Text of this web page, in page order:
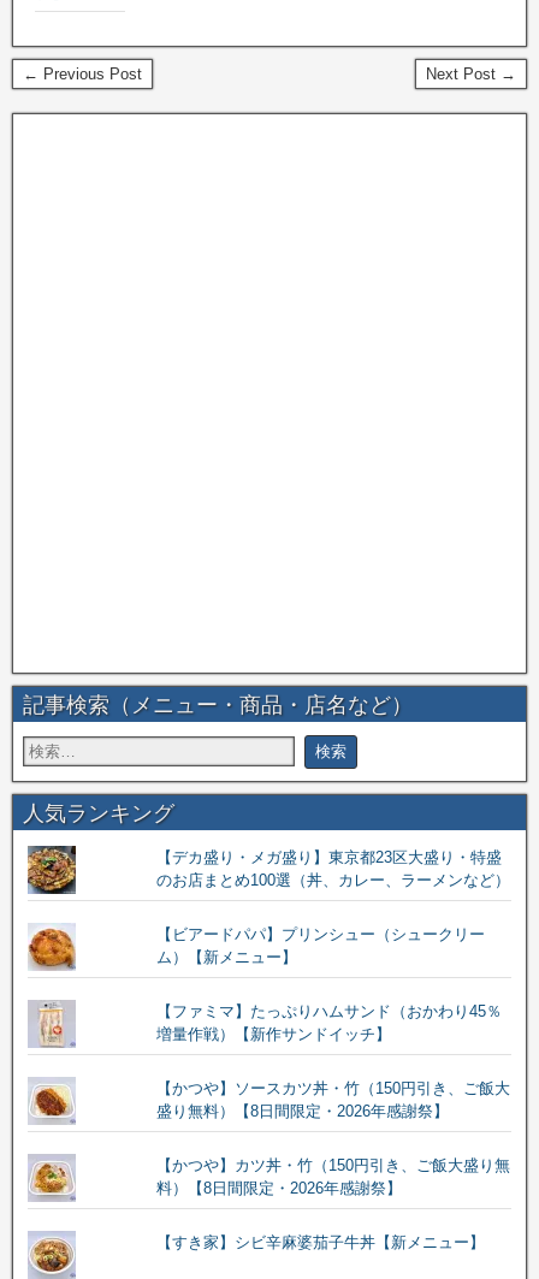
← Previous Post Next Post →
記事検索（メニュー・商品・店名など）
人気ランキング
【デカ盛り・メガ盛り】東京都23区大盛り・特盛
のお店まとめ100選（丼、カレー、ラーメンなど）
【ビアードパパ】プリンシュー（シュークリー
ム）【新メニュー】
【ファミマ】たっぷりハムサンド（おかわり45％
増量作戦）【新作サンドイッチ】
【かつや】ソースカツ丼・竹（150円引き、ご飯大
盛り無料）【8日間限定・2026年感謝祭】
【かつや】カツ丼・竹（150円引き、ご飯大盛り無
料）【8日間限定・2026年感謝祭】
【すき家】シビ辛麻婆茄子牛丼【新メニュー】